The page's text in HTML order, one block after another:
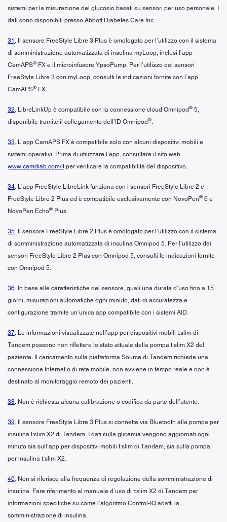
sistemi per la misurazione del glucosio basati su sensori per uso personale. I
dati sono disponibili presso Abbott Diabetes Care Inc.
31 . Il sensore FreeStyle Libre 3 Plus è omologato per l’utilizzo con il sistema
di somministrazione automatizzata di insulina myLoop, inclusi l’app
CamAPS® FX e il microinfusore YpsoPump. Per l’utilizzo dei sensori
FreeStyle Libre 3 con myLoop, consulti le indicazioni fornite con l’app
CamAPS® FX.
32. LibreLinkUp è compatibile con la connessione cloud Omnipod® 5,
disponibile tramite il collegamento dell’ID Omnipod®.
33. L’app CamAPS FX è compatibile solo con alcuni dispositivi mobili e
sistemi operativi. Prima di utilizzare l’app, consultare il sito web
www.camdiab.com/it per verificare la compatibilità del dispositivo.
34. L’app FreeStyle LibreLink funziona con i sensori FreeStyle Libre 2 e
FreeStyle Libre 2 Plus ed è compatibile esclusivamente con NovoPen® 6 e
NovoPen Echo® Plus.
35. Il sensore FreeStyle Libre 2 Plus è omologato per l’utilizzo con il sistema
di somministrazione automatizzata di insulina Omnipod 5. Per l’utilizzo dei
sensori FreeStyle Libre 2 Plus con Omnipod 5, consulti le indicazioni fornite
con Omnipod 5.
36. In base alle caratteristiche del sensore, quali una durata d’uso fino a 15
giorni, misurazioni automatiche ogni minuto, dati di accuratezza e
configurazione tramite un’unica app compatibile con i sistemi AID.
37. Le informazioni visualizzate nell’app per dispositivi mobili t:slim di
Tandem possono non riflettere lo stato attuale della pompa t:slim X2 del
paziente. Il caricamento sulla piattaforma Source di Tandem richiede una
connessione Internet o di rete mobile, non avviene in tempo reale e non è
destinato al monitoraggio remoto dei pazienti.
38. Non è richiesta alcuna calibrazione o codifica da parte dell’utente.
39. Il sensore FreeStyle Libre 3 Plus si connette via Bluetooth alla pompa per
insulina t:slim X2 di Tandem. I dati sulla glicemia vengono aggiornati ogni
minuto sia sull’app per dispositivi mobili t:slim di Tandem, sia sulla pompa
per insulina t:slim X2.
40. Non si riferisce alla frequenza di regolazione della somministrazione di
insulina. Fare riferimento al manuale d’uso di t:slim X2 di Tandem per
informazioni specifiche su come l’algoritmo Control-IQ adatti la
somministrazione di insulina.